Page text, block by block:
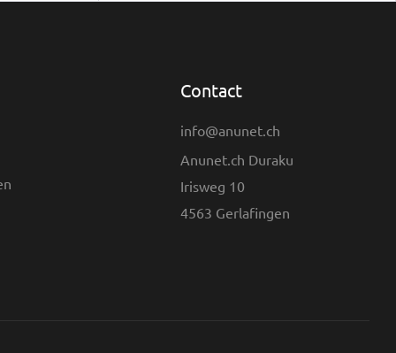
Contact
info@anunet.ch
Anunet.ch Duraku
Irisweg 10
4563 Gerlafingen